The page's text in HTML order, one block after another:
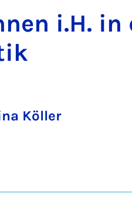
i.H. in
Köller